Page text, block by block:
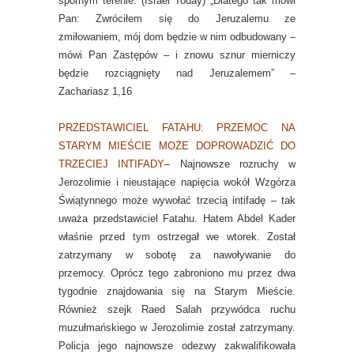
Pan: Zwróciłem się do Jeruzalemu ze
zmiłowaniem, mój dom będzie w nim odbudowany –
mówi Pan Zastępów – i znowu sznur mierniczy
będzie rozciągnięty nad Jeruzalemem” –
Zachariasz 1,16
PRZEDSTAWICIEL FATAHU: PRZEMOC NA
STARYM MIEŚCIE MOŻE DOPROWADZIĆ DO
TRZECIEJ INTIFADY– Najnowsze rozruchy w
Jerozolimie i nieustające napięcia wokół Wzgórza
Świątynnego może wywołać trzecią intifadę – tak
uważa przedstawiciel Fatahu. Hatem Abdel Kader
właśnie przed tym ostrzegał we wtorek. Został
zatrzymany w sobotę za nawoływanie do
przemocy. Oprócz tego zabroniono mu przez dwa
tygodnie znajdowania się na Starym Mieście.
Również szejk Raed Salah przywódca ruchu
muzułmańskiego w Jerozolimie został zatrzymany.
Policja jego najnowsze odezwy zakwalifikowała